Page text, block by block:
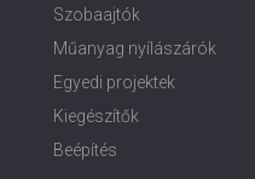
Szobaajtók
Műanyag nyílászárók
Egyedi projektek
Kiegészítők
Beépítés